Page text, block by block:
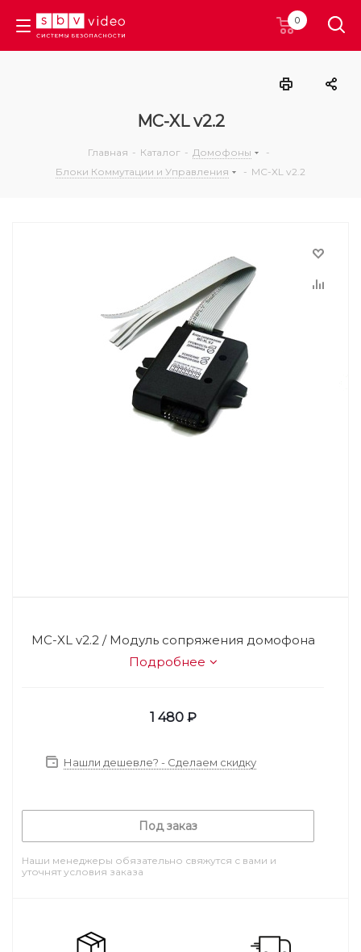
0
MC-XL v2.2
Главная - Каталог - Домофоны
-
Блоки Коммутации и Управления
- MC-XL v2.2
MC-XL v2.2 / Модуль сопряжения домофона
Подробнее
1 480₽
Нашли дешевле? - Сделаем скидку
Под заказ
Наши менеджеры обязательно свяжутся с вами и
уточнят условия заказа